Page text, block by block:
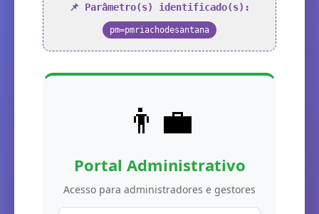
📌 Parâmetro(s) identificado(s):
pm=pmriachodesantana
👨‍💼
Portal Administrativo
Acesso para administradores e gestores